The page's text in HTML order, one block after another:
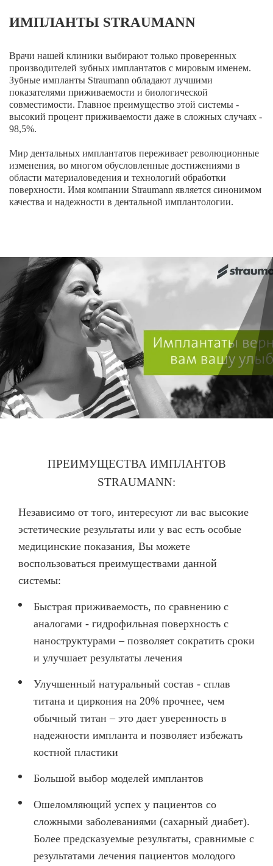
Ортодонтия
ЛЕЧЕНИЕ ДЕСЕН, ПАРАДОНТИТА
ЛЕЧЕНИЕ ЗУБОВ ПОД НАРКОЗОМ
ИМПЛАНТАЦИЯ ЗУБОВ
Одномоментная имплантация
Синус-лифтинг и костная пластика
Наращивание кости для имплантации
Имплантация верхней челюсти
Импланты Straumann
Имплантация одного зуба
Коронка на имплант
Имплантация «Всё на 4х»
Имплантация «Всё на 6-ти»
Удаление импланта зуба
Коронка на имплант
Восстановление и реставрация зубов
Эстетическая стоматология
ВИНИРЫ
ПРОТЕЗИРОВАНИЕ
Протезирование на имплантах
Функциональная диагностика
Металлокерамические коронки
Протезирование All-on-4
Съемные зубные протезы
УДАЛЕНИЕ ЗУБОВ
О КЛИНИКЕ
ТОВАРЫ
ИМПЛАНТЫ STRAUMANN
Врачи нашей клиники выбирают только проверенных
производителей зубных имплантатов с мировым именем.
Зубные импланты Straumann обладают лучшими
показателями приживаемости и биологической
совместимости. Главное преимущество этой системы -
высокий процент приживаемости даже в сложных случаях -
98,5%.
Мир дентальных имплантатов переживает революционные
изменения, во многом обусловленные достижениями в
области материаловедения и технологий обработки
поверхности. Имя компании Straumann является синонимом
качества и надежности в дентальной имплантологии.
ПРЕИМУЩЕСТВА ИМПЛАНТОВ
STRAUMANN:
Независимо от того, интересуют ли вас высокие
эстетические результаты или у вас есть особые
медицинские показания, Вы можете
воспользоваться преимуществами данной
системы:
Быстрая приживаемость, по сравнению с
аналогами - гидрофильная поверхность с
наноструктурами – позволяет сократить сроки
и улучшает результаты лечения
Улучшенный натуральный состав - сплав
титана и циркония на 20% прочнее, чем
обычный титан – это дает уверенность в
надежности импланта и позволяет избежать
костной пластики
Большой выбор моделей имплантов
Ошеломляющий успех у пациентов со
сложными заболеваниями (сахарный диабет).
Более предсказуемые результаты, сравнимые с
результатами лечения пациентов молодого